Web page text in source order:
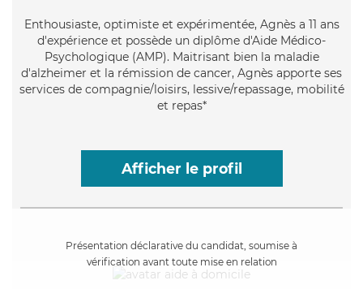
Enthousiaste, optimiste et expérimentée, Agnès a 11 ans
d'expérience et possède un diplôme d'Aide Médico-
Psychologique (AMP). Maitrisant bien la maladie
d'alzheimer et la rémission de cancer, Agnès apporte ses
services de compagnie/loisirs, lessive/repassage, mobilité
et repas*
Afficher le profil
Présentation déclarative du candidat, soumise à
vérification avant toute mise en relation